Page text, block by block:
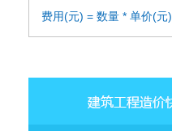
费用(元) = 数量 * 单价(元)